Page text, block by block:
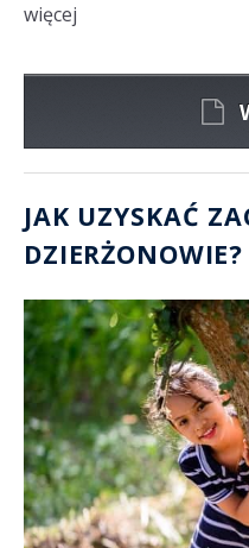
więcej
JAK UZYSKAĆ
DZIERŻONOWIE?